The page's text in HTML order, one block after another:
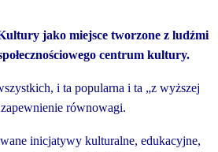
jako miejsce tworzone z ludźmi
centrum kultury.
i ta popularna i ta „z wyższej
równowagi.
inicjatywy kulturalne, edukacyjne,